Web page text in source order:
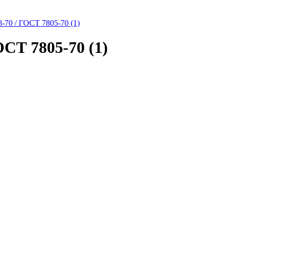
70 / ГОСТ 7805-70 (1)
7805-70 (1)